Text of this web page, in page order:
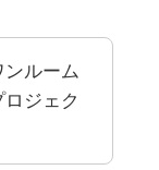
ルーム
ジェク